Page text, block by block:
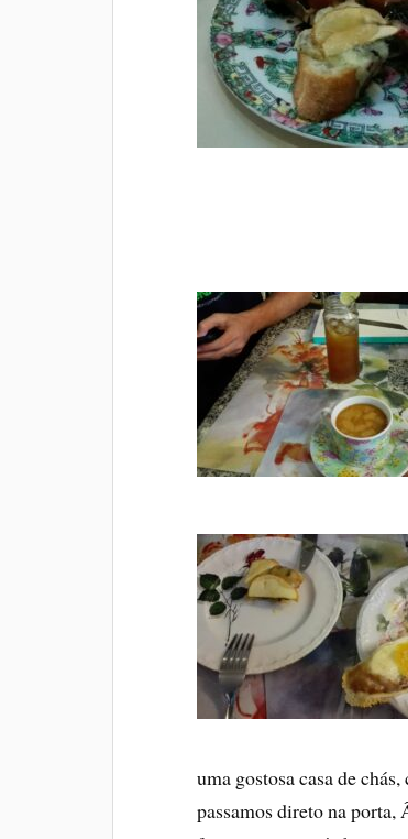
uma gostosa casa de
passamos direto na porta,